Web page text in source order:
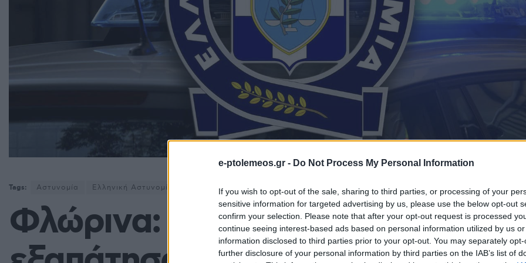
e-ptolemeos.gr - Do Not Process My Personal Information
If you wish to opt-out of the sale, sharing to third parties, or processing of your
sensitive information for targeted advertising by us, please use the below opt-out
confirm your selection. Please note that after your opt-out request is processed
continue seeing interest-based ads based on personal information utilized by us
information disclosed to third parties prior to your opt-out. You may separately
further disclosure of your personal information by third parties on the IAB’s list of
Tags: Αστυνομία Ελληνική Αστυνομία - ΕΛΑΣ Νέα Φλώρινα Σύλληψη Φλώρινα
Φλώρινα: 20χρονος και 31χρονη